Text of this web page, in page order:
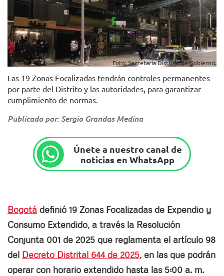
Foto: Secretaría Distrital de Gobierno.
Las 19 Zonas Focalizadas tendrán controles permanentes
por parte del Distrito y las autoridades, para garantizar
cumplimiento de normas.
Publicado por: Sergio Grandas Medina
Únete a nuestro canal de
noticias en WhatsApp
Bogotá definió 19 Zonas Focalizadas de Expendio y
Consumo Extendido, a través la Resolución
Conjunta 001 de 2025 que reglamenta el artículo 98
del Decreto Distrital 644 de 2025, en las que podrán
operar con horario extendido hasta las 5:00 a. m.